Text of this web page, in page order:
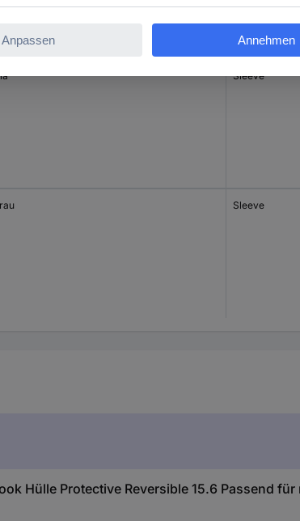
Sleeve
Sleeve
Hülle Protective Reversible 15.6 Passend